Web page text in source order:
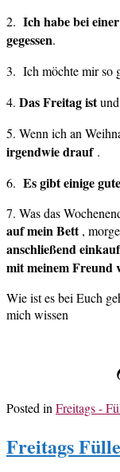
2. Ich habe bei
gegessen.
3. Ich möchte mir so
4. Das Freitag ist
5. Wenn ich an
irgendwie drauf.
6. Es gibt einige gute
7. Was das
auf mein Bett,
anschließend
mit meinem Freund
Wie ist es bei Euch
mich wissen
Posted in Freitags -
Freitags